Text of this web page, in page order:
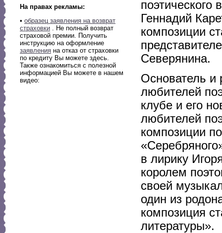
На правах рекламы:
• образец заявления на возврат
страховки . Не полный возврат
страховой премии. Получить
инструкцию на оформление
заявления на отказ от страховки
по кредиту Вы можете здесь.
Также ознакомиться с полезной
информацией Вы можете в нашем
видео:
поэтического
Геннадий
композиции
Северянина.
Основатель и
любителей
клубе и его
любителей
композиции
в лирику
королем
своей
один из
композиция
литературы».